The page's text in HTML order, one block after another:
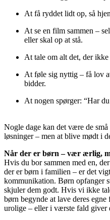
At få ryddet lidt op, så
At se en film sammen –
eller skal op at stå.
At tale om alt det, der ikke
At føle sig nyttig – få lov
bidder.
At nogen spørger: “Har
Nogle dage kan det være de
løsninger – men at blive mødt i
Når der er børn – vær ærlig,
Hvis du bor sammen med en,
der er børn i familien – er det
kommunikation. Børn opfanger
skjuler dem godt. Hvis vi ikke
børn begynde at lave deres
urolige – eller i værste fald giver